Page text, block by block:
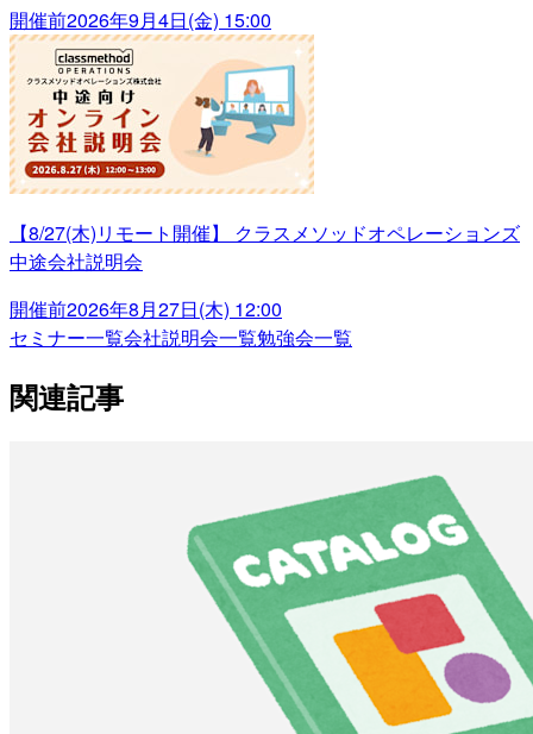
開催前2026年9月4日(金) 15:00
【8/27(木)リモート開催】 クラスメソッドオペレーションズ
中途会社説明会
開催前2026年8月27日(木) 12:00
セミナー一覧会社説明会一覧勉強会一覧
関連記事